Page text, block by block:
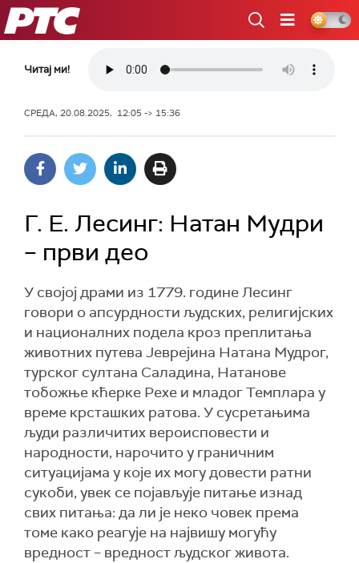
РТС
Читај ми!
СРЕДА, 20.08.2025, 12:05 -> 15:36
Г. Е. Лесинг: Натан Мудри
– први део
У својој драми из 1779. године Лесинг
говори о апсурдности људских, религијских
и националних подела кроз преплитања
животних путева Јеврејина Натана Мудрог,
турског султана Саладина, Натанове
тобожње кћерке Рехе и младог Темплара у
време крсташких ратова. У сусретањима
људи различитих вероисповести и
народности, нарочито у граничним
ситуацијама у које их могу довести ратни
сукоби, увек се појављује питање изнад
свих питања: да ли је неко човек према
томе како реагује на највишу могућу
вредност – вредност људског живота.